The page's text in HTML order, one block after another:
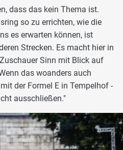
dass das kein Thema ist.
so zu errichten, wie die
es erwarten können, ist
Strecken. Es macht hier in
Sinn mit Blick auf
das woanders auch
der Formel E in Tempelhof -
ausschließen."